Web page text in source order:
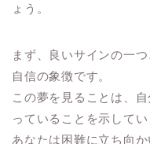
ょう。
まず、良いサインの一
自信の象徴です。
この夢を見ることは、
っていることを示してい
あなたは困難に立ち向